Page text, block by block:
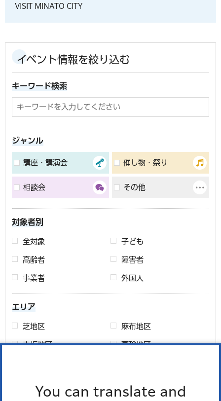
You can translate and
VISIT MINATO CITY
イベント情報を絞り込む
キーワード検索
ジャンル
講座・講演会 催し物・祭り
相談会 その他
対象者別
全対象 子ども
高齢者 障害者
事業者 外国人
エリア
芝地区 麻布地区
赤坂地区 高輪地区